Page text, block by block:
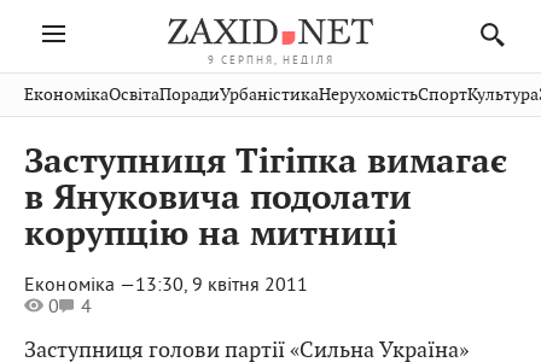
9 СЕРПНЯ, НЕДІЛЯ
Івано-
Франківськ
Волинь
Закарпаття
Рівне
Шептицький
Стрий
Хмельницький
Публікації
Авто СловкоКультура
Кіно Дім СпортКраєзнавство
ФотоОсвітаНерухомість
ЕкономікаОсвітаПорадиУрбаністикаНерухомістьСпортКультура
Заступниця Тігіпка вимагає
в Януковича подолати
корупцію на митниці
Економіка —13:30, 9 квітня 2011
0
4
Заступниця голови партії «Сильна Україна»